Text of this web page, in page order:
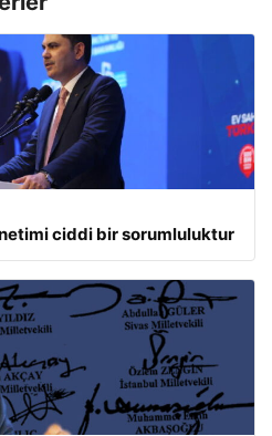
ciddi bir sorumluluktur